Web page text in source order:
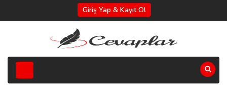
Giriş Yap & Kayıt Ol